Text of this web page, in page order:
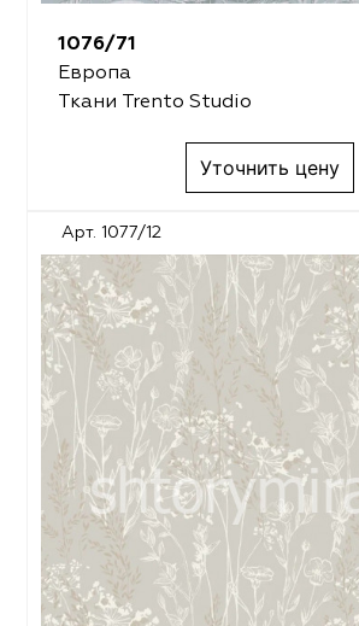
1076/71
Европа
Ткани Trento Studio
Уточнить цену
Арт. 1077/12